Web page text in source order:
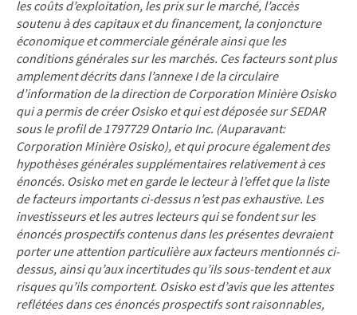
les coûts d’exploitation, les prix sur le marché, l’accès
soutenu à des capitaux et du financement, la conjoncture
économique et commerciale générale ainsi que les
conditions générales sur les marchés. Ces facteurs sont plus
amplement décrits dans l’annexe I de la circulaire
d’information de la direction de Corporation Minière Osisko
qui a permis de créer Osisko et qui est déposée sur SEDAR
sous le profil de 1797729 Ontario Inc. (Auparavant:
Corporation Minière Osisko), et qui procure également des
hypothèses générales supplémentaires relativement à ces
énoncés. Osisko met en garde le lecteur à l’effet que la liste
de facteurs importants ci-dessus n’est pas exhaustive. Les
investisseurs et les autres lecteurs qui se fondent sur les
énoncés prospectifs contenus dans les présentes devraient
porter une attention particulière aux facteurs mentionnés ci-
dessus, ainsi qu’aux incertitudes qu’ils sous-tendent et aux
risques qu’ils comportent. Osisko est d’avis que les attentes
reflétées dans ces énoncés prospectifs sont raisonnables,